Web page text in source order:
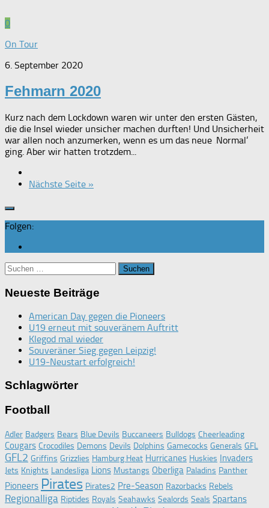
0
On Tour
6. September 2020
Fehmarn 2020
Kurz nach dem Lockdown waren wir unter den ersten Gästen,
die die Insel wieder unsicher machen durften! Und Unsicherheit
war allen noch anzumerken, wenn es um das neue ‚Normal‘
ging. Aber wir hatten trotzdem...
Nächste Seite »
Folgen:
Suchen
nach:
Neueste Beiträge
American Day gegen die Pioneers
U19 erneut mit souveränem Auftritt
Klegod mal wieder
Souveräner Sieg gegen Leipzig!
U19-Neustart erfolgreich!
Schlagwörter
Football
Adler Badgers Bears Blue Devils Buccaneers Bulldogs Cheerleading
Cougars Crocodiles Demons Devils Dolphins Gamecocks Generals GFL
GFL2 Griffins Grizzlies Hamburg Heat Hurricanes Huskies Invaders
Jets Knights Landesliga Lions Mustangs Oberliga Paladins Panther
Pioneers Pirates Pirates2 Pre-Season Razorbacks Rebels
Regionalliga Riptides Royals Seahawks Sealords Seals Spartans